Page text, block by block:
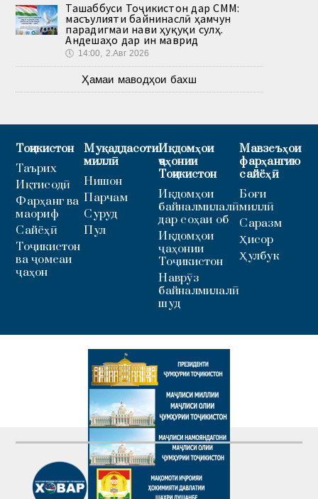
Ташаббуси Тоҷикистон дар СММ:
масъулияти байнинаслӣ ҳамчун
парадигмаи нави ҳуқуқи сулҳ.
Андешаҳо дар ин маврид
🕔 14:00, 2.Авг 2026
Ҳамаи маводҳои бахш
Тоҷикистон
Таърих
Иқтисодӣ
Фарҳанг ва
маориф
Сайёҳӣ
Тоҷикистон
ва ҷомеаи
ҷаҳон
Муқаддасоти
миллӣ
Нишон
Парчам
Суруд
Пул
Иқдомҳои
ҷаҳонии
Тоҷикистон
Иқдомҳои
байналмилалӣ
дар соҳаи об
Иқдомҳои
ҷаҳонии
Тоҷикистон
Наврӯз
байналмилалӣ
шуд
Мавзеъҳои
фарҳангию
сайёҳӣ
Боғи
миллӣ
Саразм
Ҳисор
Ҳулбук